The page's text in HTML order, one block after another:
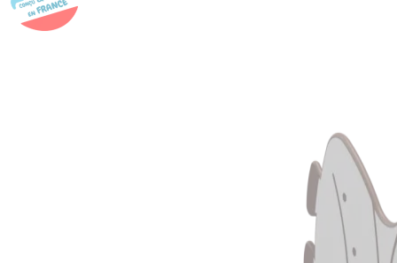
La végétalisation des cours d’école
Nos matériaux
Les questions fréquentes